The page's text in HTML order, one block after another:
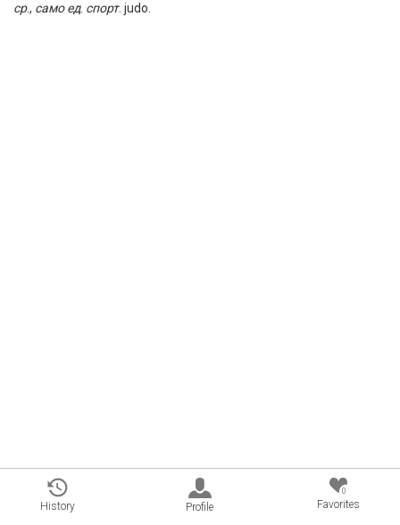
ср., само ед. спорт. judo.
History Profile
0
Favorites